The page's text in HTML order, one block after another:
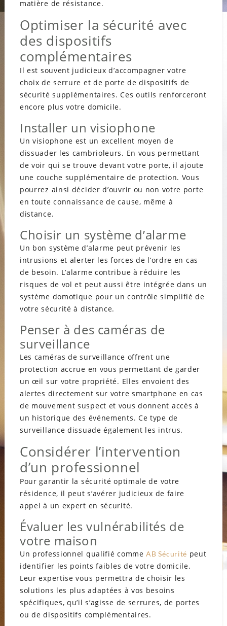
matière de résistance.
Optimiser la sécurité avec
des dispositifs
complémentaires
Il est souvent judicieux d’accompagner votre
choix de serrure et de porte de dispositifs de
sécurité supplémentaires. Ces outils renforceront
encore plus votre domicile.
Installer un visiophone
Un visiophone est un excellent moyen de
dissuader les cambrioleurs. En vous permettant
de voir qui se trouve devant votre porte, il ajoute
une couche supplémentaire de protection. Vous
pourrez ainsi décider d’ouvrir ou non votre porte
en toute connaissance de cause, même à
distance.
Choisir un système d’alarme
Un bon système d’alarme peut prévenir les
intrusions et alerter les forces de l’ordre en cas
de besoin. L’alarme contribue à réduire les
risques de vol et peut aussi être intégrée dans un
système domotique pour un contrôle simplifié de
votre sécurité à distance.
Penser à des caméras de
surveillance
Les caméras de surveillance offrent une
protection accrue en vous permettant de garder
un œil sur votre propriété. Elles envoient des
alertes directement sur votre smartphone en cas
de mouvement suspect et vous donnent accès à
un historique des événements. Ce type de
surveillance dissuade également les intrus.
Considérer l’intervention
d’un professionnel
Pour garantir la sécurité optimale de votre
résidence, il peut s’avérer judicieux de faire
appel à un expert en sécurité.
Évaluer les vulnérabilités de
votre maison
Un professionnel qualifié commeAB Sécurité peut
identifier les points faibles de votre domicile.
Leur expertise vous permettra de choisir les
solutions les plus adaptées à vos besoins
spécifiques, qu’il s’agisse de serrures, de portes
ou de dispositifs complémentaires.